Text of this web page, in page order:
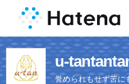
u-
誉められもせず苦に